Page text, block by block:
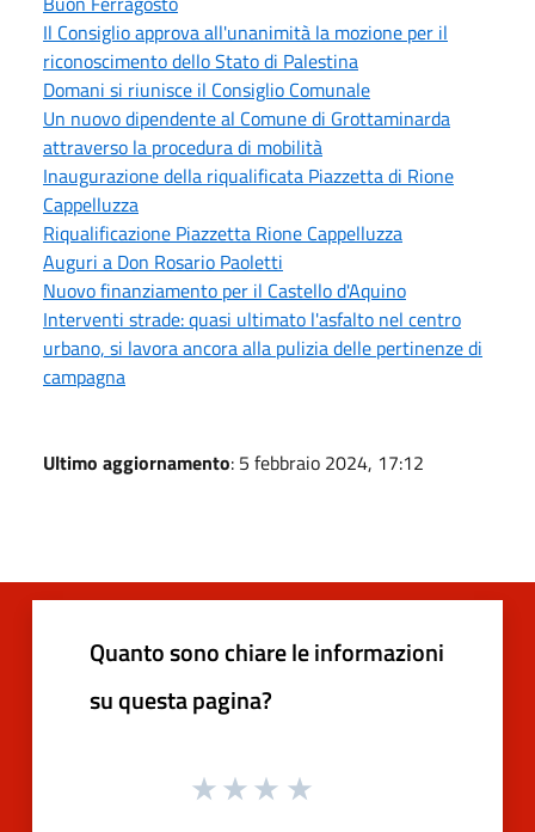
Il Consiglio approva all'unanimità la mozione per il
riconoscimento dello Stato di Palestina
Domani si riunisce il Consiglio Comunale
Un nuovo dipendente al Comune di Grottaminarda
attraverso la procedura di mobilità
Inaugurazione della riqualificata Piazzetta di Rione
Cappelluzza
Riqualificazione Piazzetta Rione Cappelluzza
Auguri a Don Rosario Paoletti
Nuovo finanziamento per il Castello d'Aquino
Interventi strade: quasi ultimato l'asfalto nel centro
urbano, si lavora ancora alla pulizia delle pertinenze di
campagna
Ultimo aggiornamento: 5 febbraio 2024, 17:12
Quanto sono chiare le informazioni
su questa pagina?